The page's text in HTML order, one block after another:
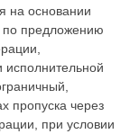
на основании
по предложению
пропуска через
при условии